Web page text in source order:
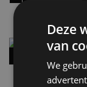
Deze
van
We